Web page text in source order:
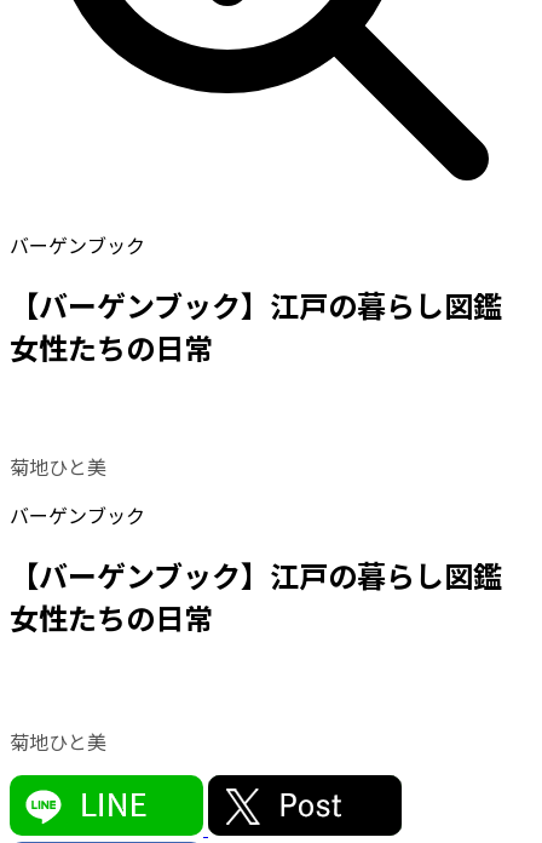
バーゲンブック
【バーゲンブック】江戸の暮らし図鑑
女性たちの日常
菊地ひと美
バーゲンブック
【バーゲンブック】江戸の暮らし図鑑
女性たちの日常
菊地ひと美